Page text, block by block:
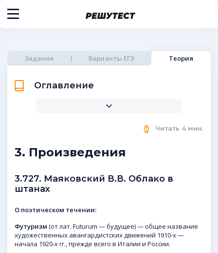
Задания Варианты ЕГЭ Теория
Оглавление
3. Произведения
Читать 4мин.
3.727. Маяковский В.В. Облако в
штанах
О поэтическом течении:
Футуризм (от лат. Futurum — будущее) — общее название
художественных авангардистских движений 1910-х —
начала 1920-х гг., прежде всего в Италии и России.